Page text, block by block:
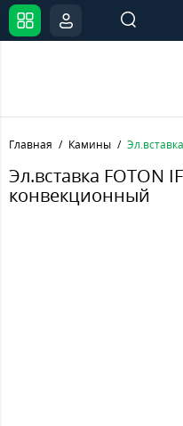
Главная Камины
Эл.вставка FOTON
конвекционный